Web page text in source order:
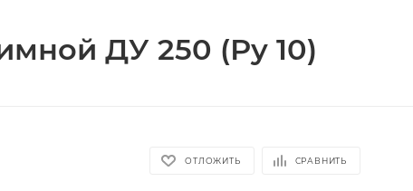
ДУ 250 (Ру 10)
ОТЛОЖИТЬ СРАВНИТЬ